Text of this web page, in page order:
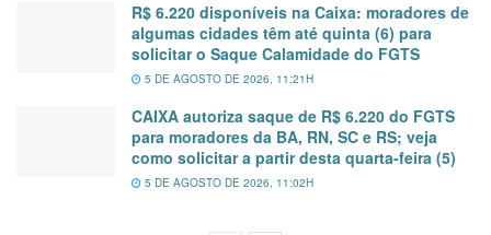
R$ 6.220 disponíveis na Caixa: moradores de
algumas cidades têm até quinta (6) para
solicitar o Saque Calamidade do FGTS
5 DE AGOSTO DE 2026, 11:21H
CAIXA autoriza saque de R$ 6.220 do FGTS
para moradores da BA, RN, SC e RS; veja
como solicitar a partir desta quarta-feira (5)
5 DE AGOSTO DE 2026, 11:02H